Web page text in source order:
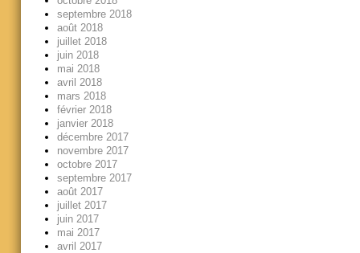
septembre 2018
août 2018
juillet 2018
juin 2018
mai 2018
avril 2018
mars 2018
février 2018
janvier 2018
décembre 2017
novembre 2017
octobre 2017
septembre 2017
août 2017
juillet 2017
juin 2017
mai 2017
avril 2017